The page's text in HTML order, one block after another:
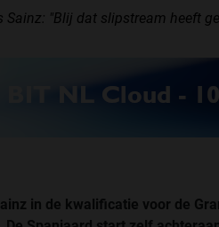
Sainz: "Blij dat slipstream heeft
in de kwalificatie voor de